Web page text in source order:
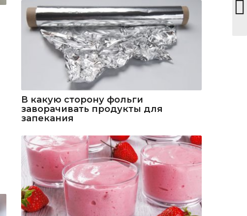
В какую сторону фольги
заворачивать продукты для
запекания